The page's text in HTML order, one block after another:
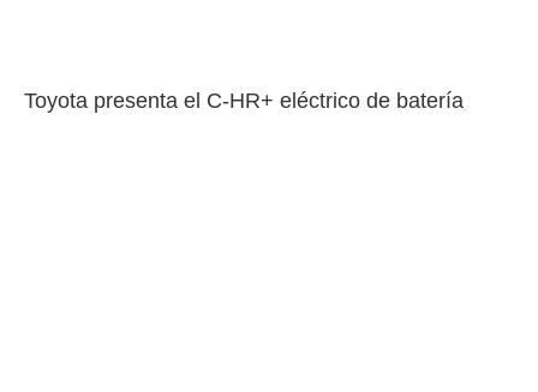
Toyota presenta el C-HR+ eléctrico de batería